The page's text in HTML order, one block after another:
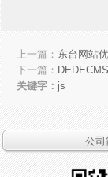
上一篇： 东台网站
下一篇：
关键字： js
公司